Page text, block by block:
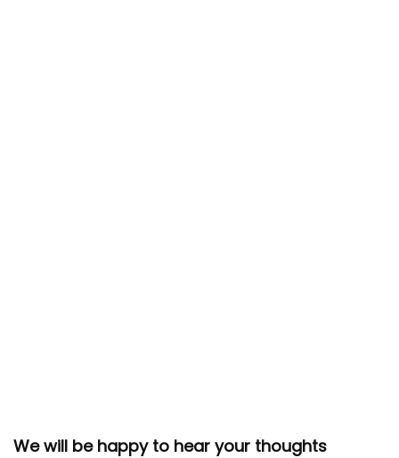
We will be happy to hear your thoughts